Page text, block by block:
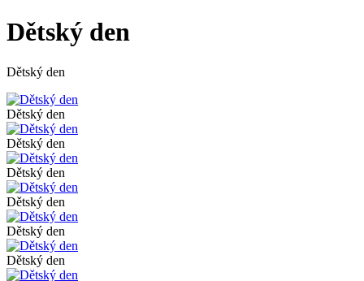
Dětský den
Dětský den
Dětský den
Dětský den
Dětský den
Dětský den
Dětský den
Dětský den